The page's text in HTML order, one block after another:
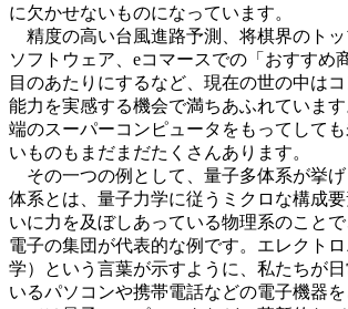
に欠かせないものになっています。
精度の高い台風進路予測、将棋界のト
ソフトウェア、eコマースでの「おすすめ
目のあたりにするなど、現在の世の中は
能力を実感する機会で満ちあふれていま
端のスーパーコンピュータをもってして
いものもまだまだたくさんあります。
その一つの例として、量子多体系が挙
体系とは、量子力学に従うミクロな構成
いに力を及ぼしあっている物理系のこと
電子の集団が代表的な例です。エレクト
学）という言葉が示すように、私たちが
いるパソコンや携帯電話などの電子機器